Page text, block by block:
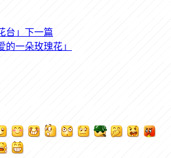
」 下一篇
一朵玫瑰花」